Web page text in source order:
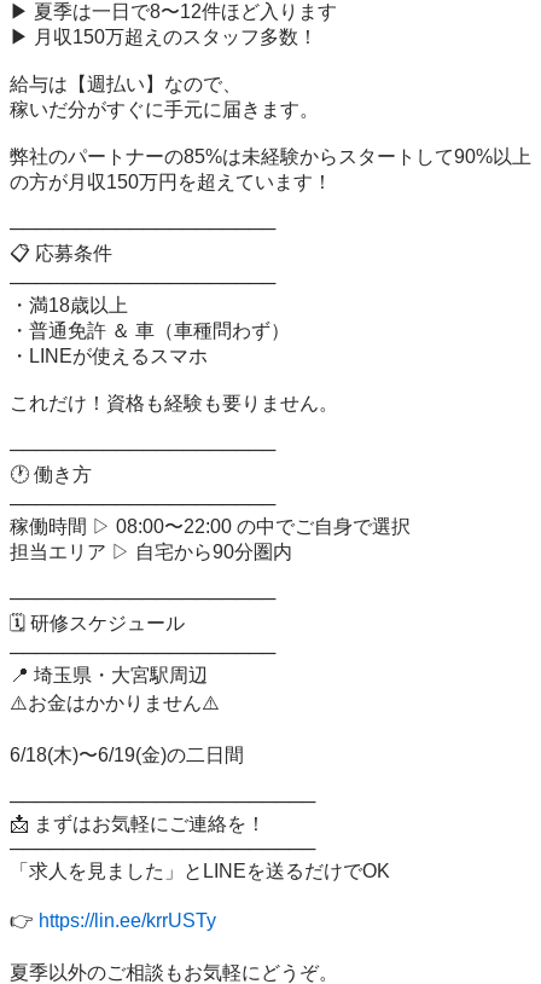
▶ 夏季は一日で8〜12件ほど入ります
▶ 月収150万超えのスタッフ多数！
給与は【週払い】なので、
稼いだ分がすぐに手元に届きます。
弊社のパートナーの85%は未経験からスタートして90%以上
の方が月収150万円を超えています！
────────────────────
📋 応募条件
────────────────────
・満18歳以上
・普通免許 ＆ 車（車種問わず）
・LINEが使えるスマホ
これだけ！資格も経験も要りません。
────────────────────
🕐 働き方
────────────────────
稼働時間 ▷ 08:00〜22:00 の中でご自身で選択
担当エリア ▷ 自宅から90分圏内
────────────────────
🗓 研修スケジュール
────────────────────
📍 埼玉県・大宮駅周辺
⚠️お金はかかりません⚠️
6/18(木)〜6/19(金)の二日間
───────────────────────
📩 まずはお気軽にご連絡を！
───────────────────────
「求人を見ました」とLINEを送るだけでOK
👉 https://lin.ee/krrUSTy
夏季以外のご相談もお気軽にどうぞ。